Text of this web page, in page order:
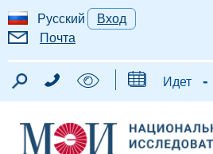
Русский
Вход
Почта
Идет -